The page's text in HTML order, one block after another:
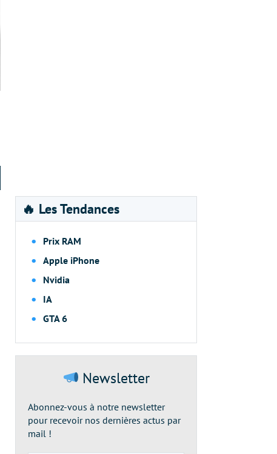
🔥 Les Tendances
Prix RAM
Apple iPhone
Nvidia
IA
GTA 6
Newsletter
Abonnez-vous à notre newsletter
pour recevoir nos dernières actus par
mail !